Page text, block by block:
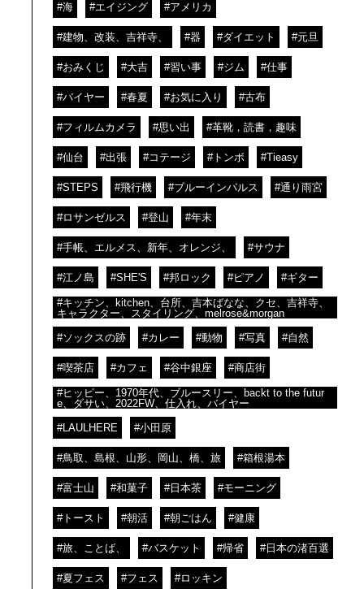
#海 #エイジング #アメリカ
#建物、改装、吉祥寺、 #器 #ダイエット #元旦
#おみくじ #大吉 #習い事 #ジム #仕事
#バイヤー #春夏 #お気に入り #古布
#フィルムカメラ #思い出 #革靴，読書，趣味
#仙台 #出張 #コテージ #トンボ #Tieasy
#STEPS #飛行機 #ブルーインパルス #通り雨宮
#ロサンゼルス #登山 #年末
#手帳、エルメス、新年、オレンジ、 #サウナ
#江ノ島 #SHE'S #邦ロック #ピアノ #ギター
#キッチン、kitchen、台所、吉本ばなな、クセ、吉祥寺、
キャラクター、スタイリング、melrose&morgan
#ソックスの跡 #カレー #動物 #写真 #自然
#喫茶店 #カフェ #谷中銀座 #商店街
#ヒッピー、1970年代、ブルースリー、backt to the futur
e、ダサい、2022FW、仕入れ、バイヤー
#LAULHERE #小田原
#鳥取、島根、山形、岡山、橋、旅 #箱根湯本
#富士山 #和菓子 #日本茶 #モーニング
#トースト #朝活 #朝ごはん #健康
#旅、ことば、 #バスケット #帰省 #日本の渚百選
#夏フェス #フェス #ロッキン